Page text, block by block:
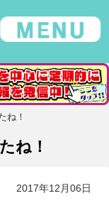
ね！
ね！
2017年12月06日